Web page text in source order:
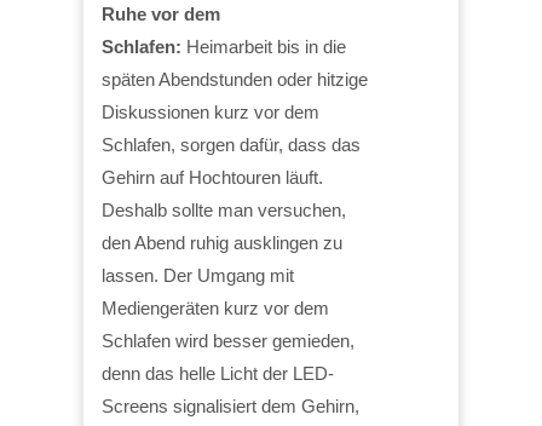
Ruhe vor dem
Schlafen: Heimarbeit bis in die
späten Abendstunden oder hitzige
Diskussionen kurz vor dem
Schlafen, sorgen dafür, dass das
Gehirn auf Hochtouren läuft.
Deshalb sollte man versuchen,
den Abend ruhig ausklingen zu
lassen. Der Umgang mit
Mediengeräten kurz vor dem
Schlafen wird besser gemieden,
denn das helle Licht der LED-
Screens signalisiert dem Gehirn,